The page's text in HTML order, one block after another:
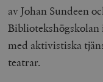
av Johan Sundeen
med aktivistiska
teatrar.